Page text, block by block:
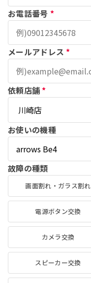
お電話番号 *
メールアドレス *
依頼店舗 *
お使いの機種
故障の種類
画面割れ・ガラス割れ
電源ボタン交換
カメラ交換
スピーカー交換